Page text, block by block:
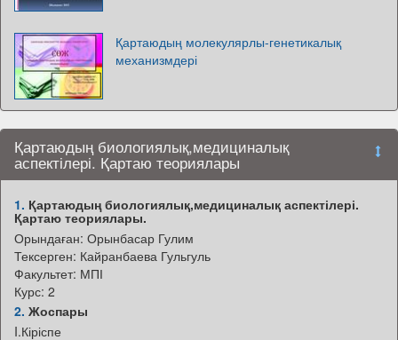
Қартаюдың молекулярлы-генетикалық
механизмдері
Қартаюдың биологиялық,медициналық
аспектілері. Қартаю теориялары
1. Қартаюдың биологиялық,медициналық аспектілері.
Қартаю теориялары.
Орындаған: Орынбасар Гулим
Тексерген: Кайранбаева Гульгуль
Факультет: МПІ
Курс: 2
2. Жоспары
I.Кіріспе